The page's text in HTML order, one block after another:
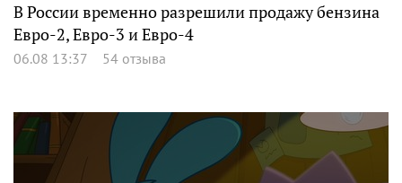
В России временно разрешили продажу бензина
Евро-2, Евро-3 и Евро-4
06.08 13:37 54 отзыва